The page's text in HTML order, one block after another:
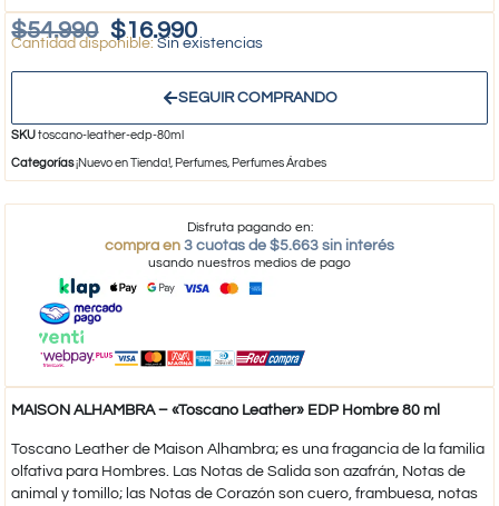
$54.990 $16.990
Sin existencias
SEGUIR COMPRANDO
SKUtoscano-leather-edp-80ml
Categorías¡Nuevo en Tienda!, Perfumes, Perfumes Árabes
Disfruta pagando en:
compra en 3 cuotas de $5.663 sin interés
usando nuestros medios de pago
MAISON ALHAMBRA – «Toscano Leather» EDP Hombre 80 ml
Toscano Leather de Maison Alhambra; es una fragancia de la familia
olfativa para Hombres. Las Notas de Salida son azafrán, Notas de
animal y tomillo; las Notas de Corazón son cuero, frambuesa, notas